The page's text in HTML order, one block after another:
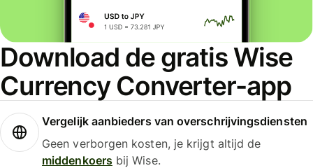
Download de gratis Wise
Currency Converter-app
Vergelijk aanbieders van overschrijvingsdiensten
Geen verborgen kosten, je krijgt altijd de
middenkoersbij Wise.